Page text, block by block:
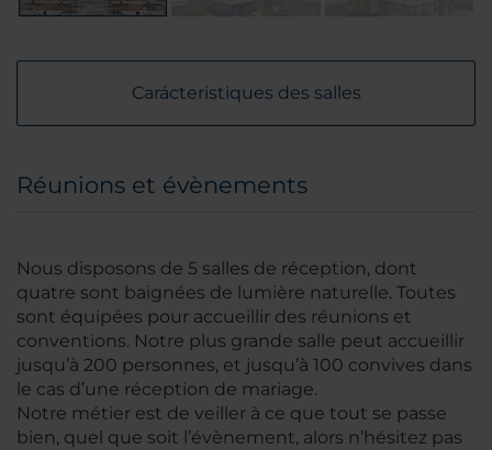
Carácteristiques des salles
Réunions et évènements
Nous disposons de 5 salles de réception, dont
quatre sont baignées de lumière naturelle. Toutes
sont équipées pour accueillir des réunions et
conventions. Notre plus grande salle peut accueillir
jusqu’à 200 personnes, et jusqu’à 100 convives dans
le cas d’une réception de mariage.
Notre métier est de veiller à ce que tout se passe
bien, quel que soit l’évènement, alors n’hésitez pas